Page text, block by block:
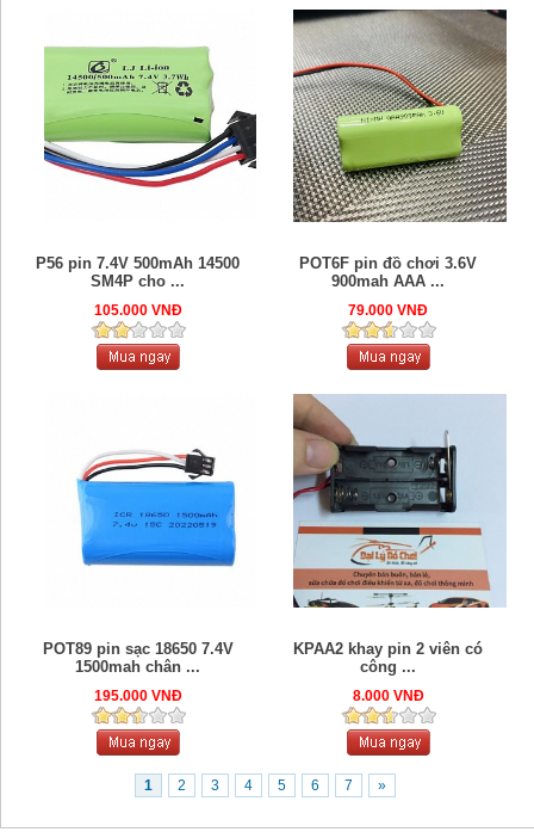
P56 pin 7.4V 500mAh 14500
SM4P cho ...
105.000 VNĐ
POT6F pin đồ chơi 3.6V
900mah AAA ...
79.000 VNĐ
POT89 pin sạc 18650 7.4V
1500mah chân ...
195.000 VNĐ
KPAA2 khay pin 2 viên có
công ...
8.000 VNĐ
1 2 3 4 5 6 7 »